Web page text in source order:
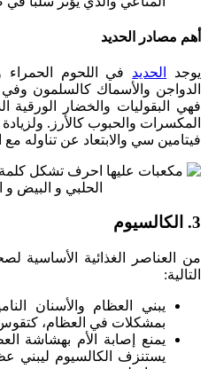
أهم مصادر الحديد
يوجد الحديد في اللحوم
الدواجن والأسماك كالسلمون وفي
فهي البقوليات والخضار الورقية
المكسرات والحبوب كالأرز.
فيتامين سي والابتعاد عن تناوله مع
3. الكالسيوم
من العناصر الغذائية الأساسية
التالية:
يبني العظام والأسنان
بمشكلات في العظام، كتقوس
يمنع إصابة الأم بهشاشة
يستنزف الكالسيوم ليبني